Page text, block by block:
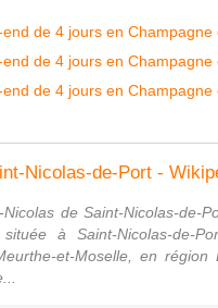
Nicolas-de-Port -
de Saint-Nicolas-de-
à Saint-Nicolas-de-
et-Moselle, en région